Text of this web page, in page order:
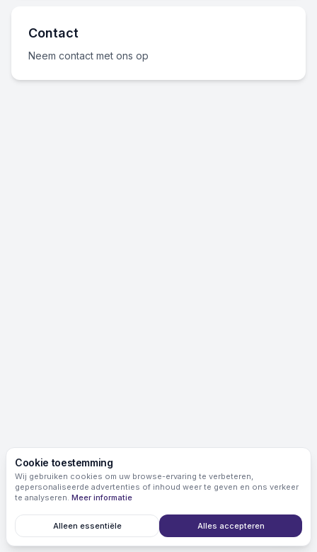
Contact
Neem contact met ons op
Cookie toestemming
Wij gebruiken cookies om uw browse-ervaring te verbeteren,
gepersonaliseerde advertenties of inhoud weer te geven en ons verkeer
te analyseren. Meer informatie
Alleen essentiële Alles accepteren